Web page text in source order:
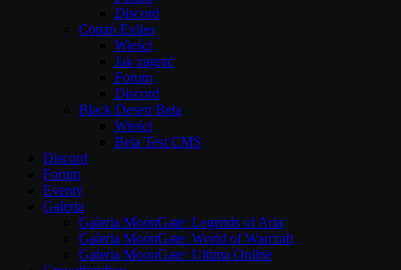
Discord
Conan Exiles
Wieści
Jak zagrać
Forum
Discord
Black Desert Beta
Wieści
Beta Test CMS
Discord
Forum
Eventy
Galeria
Galeria MoonGate: Legends of Aria
Galeria MoonGate: World of Warcraft
Galeria MoonGate: Ultima Online